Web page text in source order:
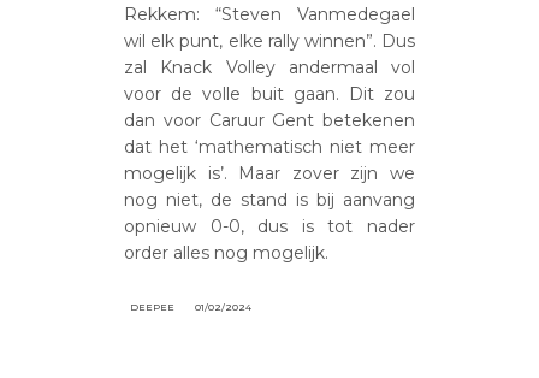
Rekkem: “Steven Vanmedegael
wil elk punt, elke rally winnen”. Dus
zal Knack Volley andermaal vol
voor de volle buit gaan. Dit zou
dan voor Caruur Gent betekenen
dat het ‘mathematisch niet meer
mogelijk is’. Maar zover zijn we
nog niet, de stand is bij aanvang
opnieuw 0-0, dus is tot nader
order alles nog mogelijk.
DEEPEE 01/02/2024